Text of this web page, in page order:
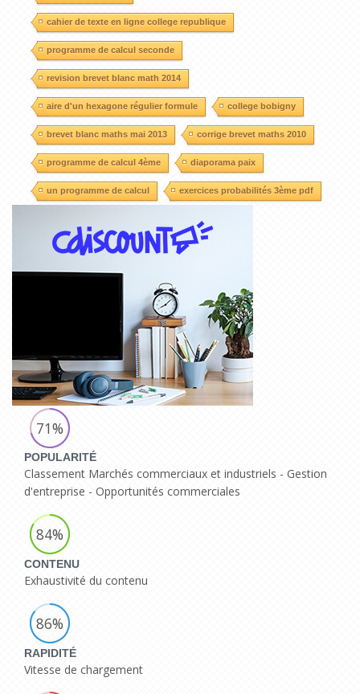
cahier de texte en ligne college republique
programme de calcul seconde
revision brevet blanc math 2014
aire d'un hexagone régulier formule college bobigny
brevet blanc maths mai 2013 corrige brevet maths 2010
programme de calcul 4ème diaporama paix
un programme de calcul exercices probabilités 3ème pdf
71%
POPULARITÉ
Classement Marchés commerciaux et industriels - Gestion
d'entreprise - Opportunités commerciales
84%
CONTENU
Exhaustivité du contenu
86%
RAPIDITÉ
Vitesse de chargement